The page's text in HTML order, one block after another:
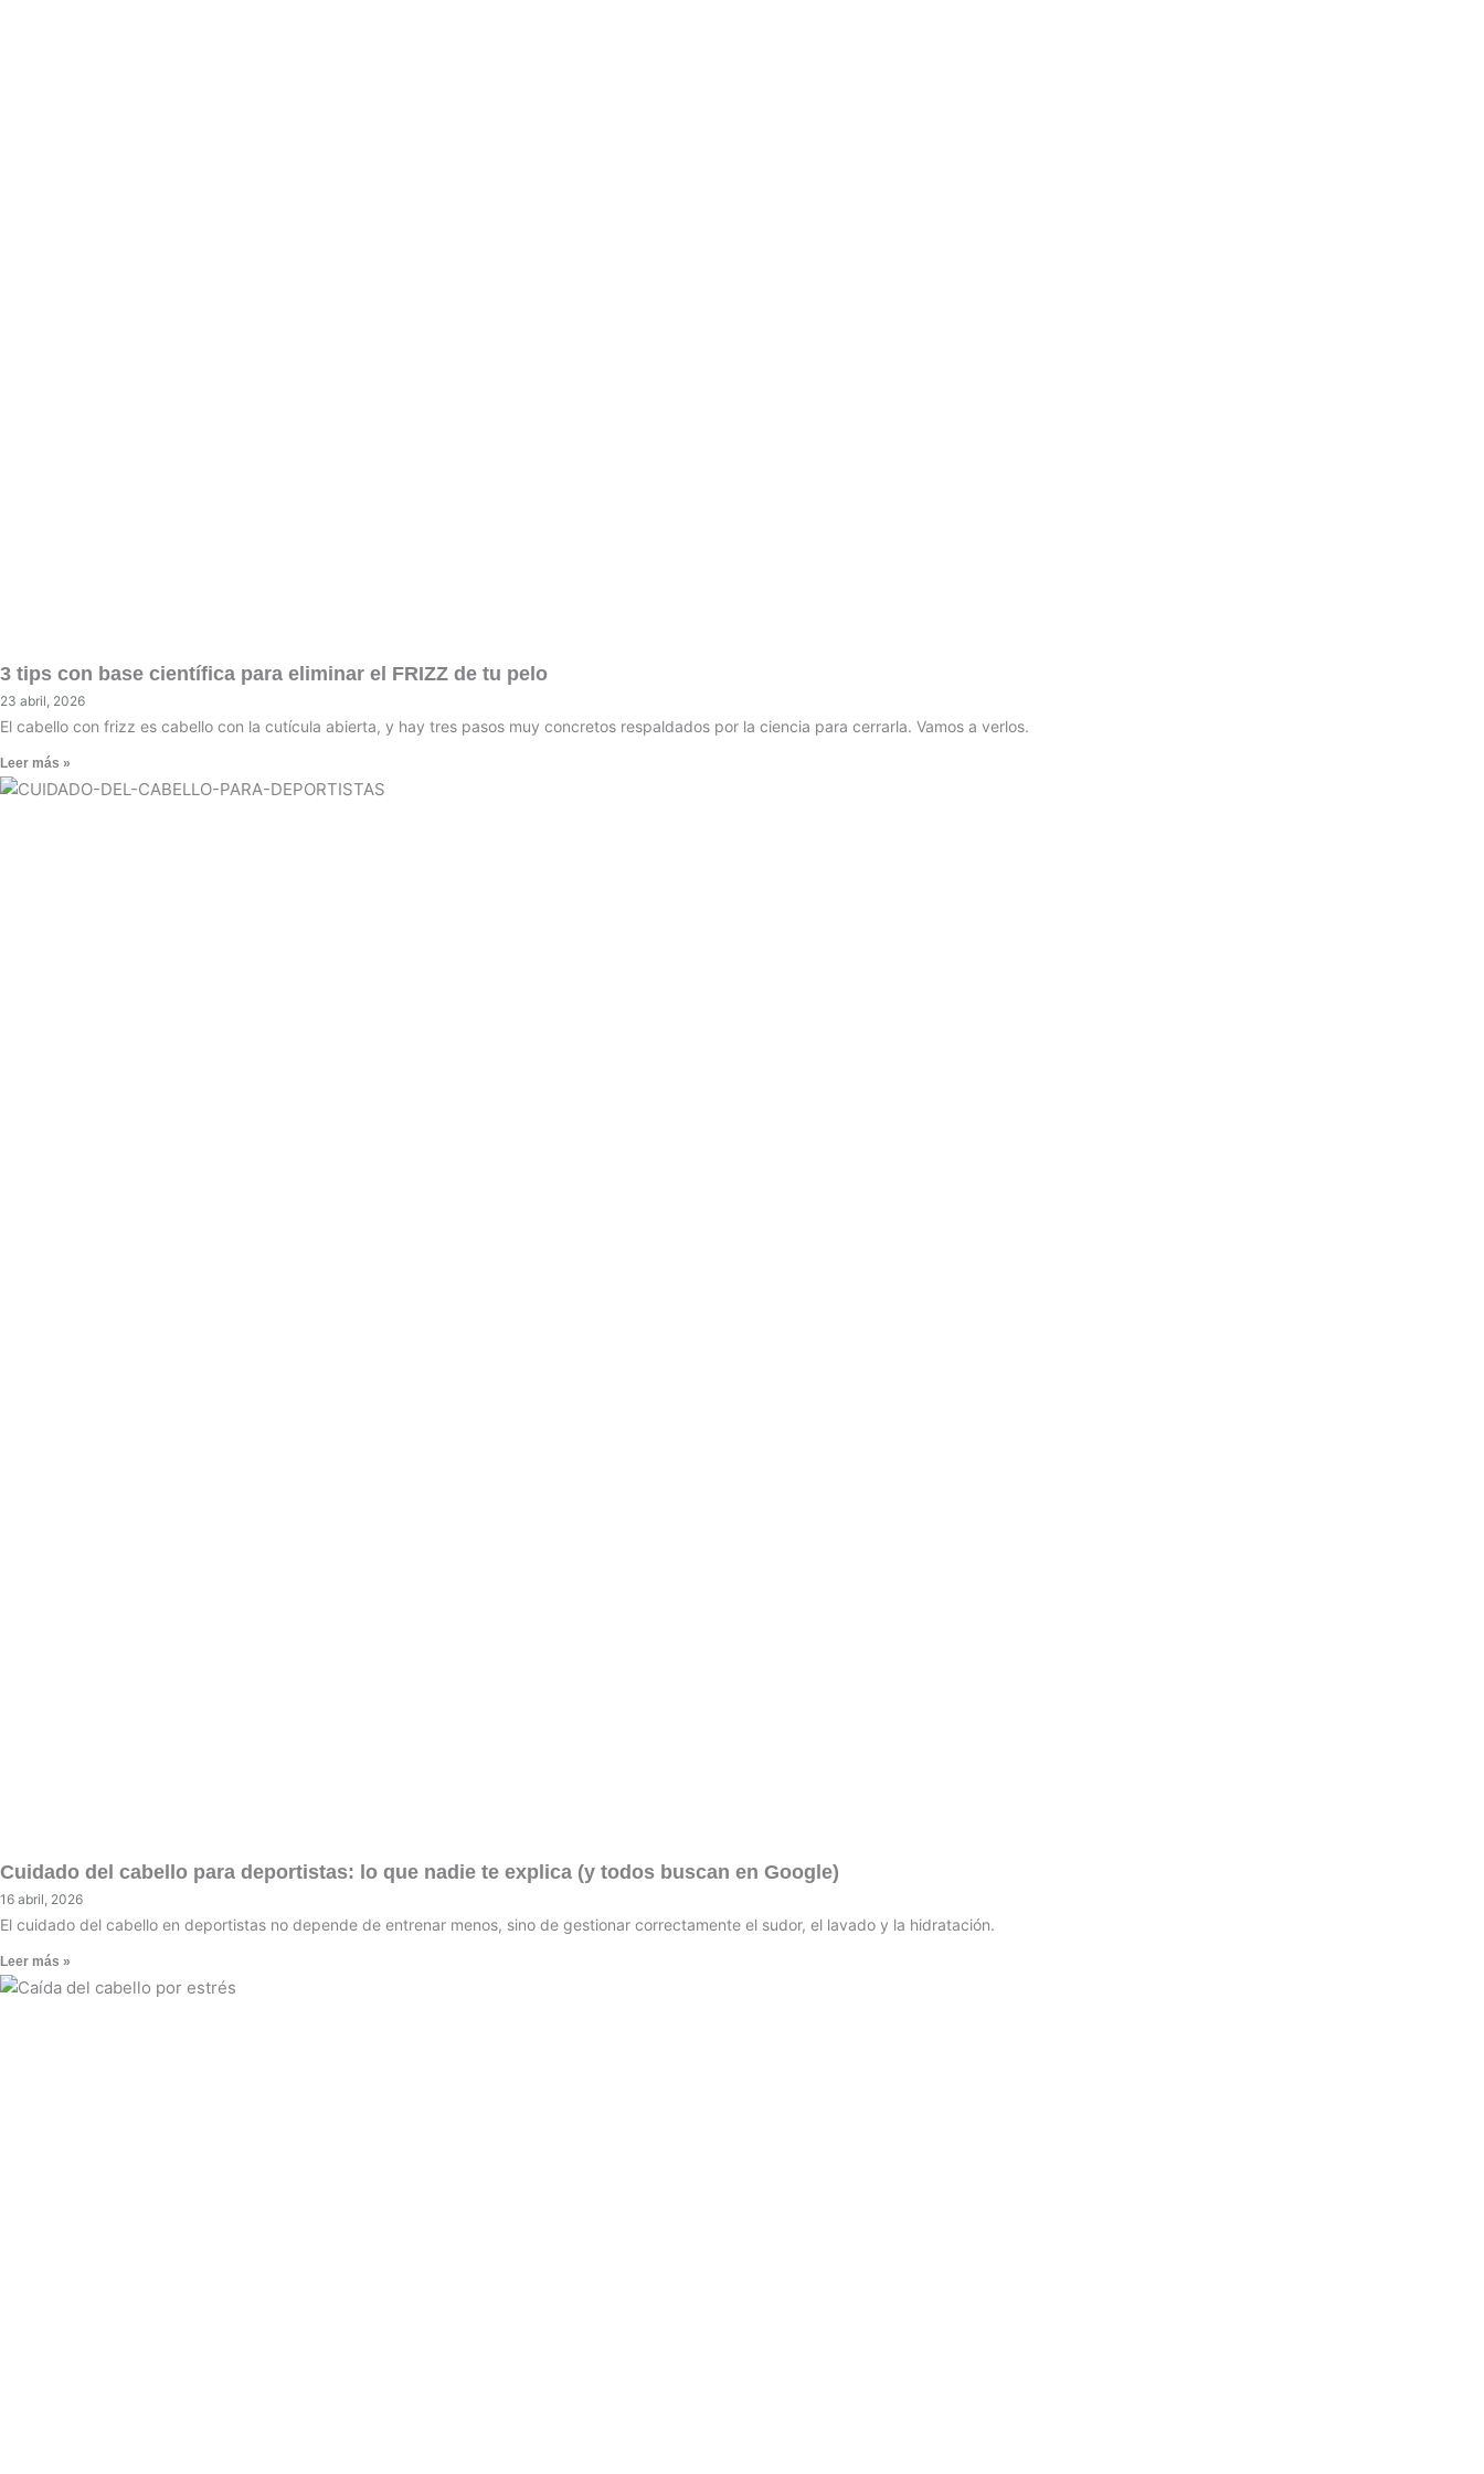
3 tips con base científica para eliminar el FRIZZ de tu pelo
23 abril, 2026
El cabello con frizz es cabello con la cutícula abierta, y hay tres pasos muy concretos respaldados por la ciencia para cerrarla. Vamos a verlos.
Leer más »
Cuidado del cabello para deportistas: lo que nadie te explica (y todos buscan en Google)
16 abril, 2026
El cuidado del cabello en deportistas no depende de entrenar menos, sino de gestionar correctamente el sudor, el lavado y la hidratación.
Leer más »